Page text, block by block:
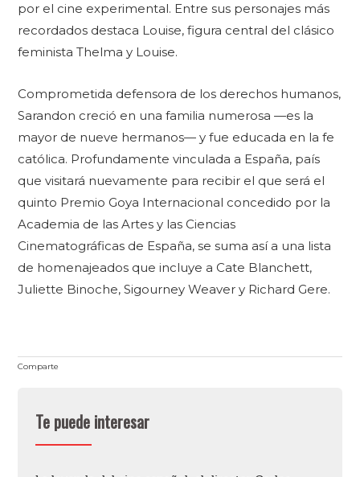
por el cine experimental. Entre sus personajes más
recordados destaca Louise, figura central del clásico
feminista Thelma y Louise.
Comprometida defensora de los derechos humanos,
Sarandon creció en una familia numerosa —es la
mayor de nueve hermanos— y fue educada en la fe
católica. Profundamente vinculada a España, país
que visitará nuevamente para recibir el que será el
quinto Premio Goya Internacional concedido por la
Academia de las Artes y las Ciencias
Cinematográficas de España, se suma así a una lista
de homenajeados que incluye a Cate Blanchett,
Juliette Binoche, Sigourney Weaver y Richard Gere.
Comparte
Te puede interesar